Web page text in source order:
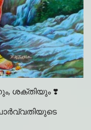
ശക്തിയും ❣️